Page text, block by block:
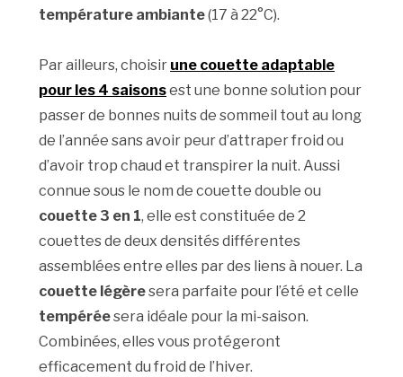
température ambiante(17 à 22°C).
Par ailleurs, choisir une couette adaptable
pour les 4 saisonsest une bonne solution pour
passer de bonnes nuits de sommeil tout au long
de l’année sans avoir peur d’attraper froid ou
d’avoir trop chaud et transpirer la nuit. Aussi
connue sous le nom de couette double ou
couette 3 en 1, elle est constituée de 2
couettes de deux densités différentes
assemblées entre elles par des liens à nouer. La
couette légèresera parfaite pour l’été et celle
tempéréesera idéale pour la mi-saison.
Combinées, elles vous protégeront
efficacement du froid de l’hiver.